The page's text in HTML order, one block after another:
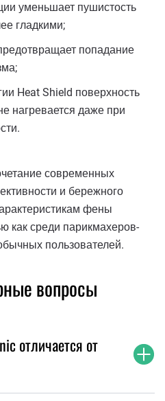
уменьшает пушистость
гладкими;
попадание
Heat Shield поверхность
нагревается даже при
современных
и бережного
фены
как среди парикмахеров-
пользователей.
вопросы
отличается от